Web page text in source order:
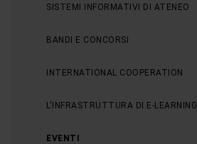
SISTEMI INFORMATIVI DI ATENEO
BANDI E CONCORSI
INTERNATIONAL COOPERATION
L'INFRASTRUTTURA DI E-LEARNING
EVENTI